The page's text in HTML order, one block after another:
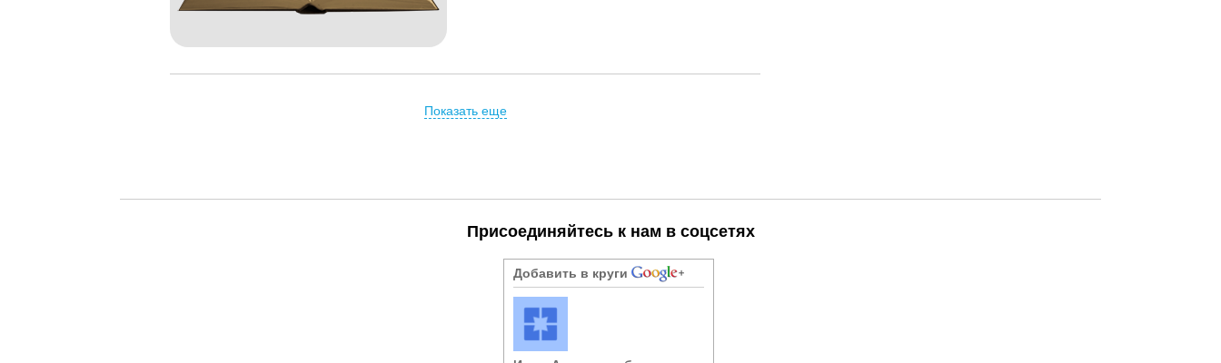
Показать еще
Присоединяйтесь к нам в соцсетях
Добавить в круги